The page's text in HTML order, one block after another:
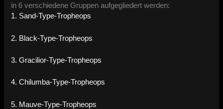
in 6 verschiedene Gruppen aufgegliedert werden:
1. Sand-Type-Tropheops
2. Black-Type-Tropheops
3. Gracilior-Type-Tropheops
4. Chilumba-Type-Tropheops
5. Mauve-Type-Tropheops